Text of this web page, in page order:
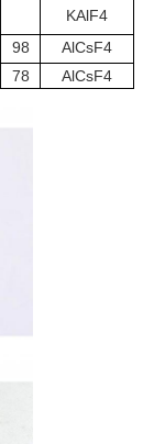
KAlF4
98
AlCsF4
78
AlCsF4